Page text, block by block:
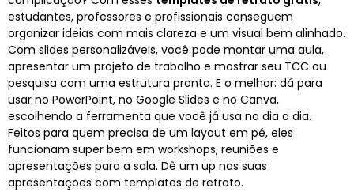
estudantes, professores e profissionais conseguem
organizar ideias com mais clareza e um visual bem alinhado.
Com slides personalizáveis, você pode montar uma aula,
apresentar um projeto de trabalho e mostrar seu TCC ou
pesquisa com uma estrutura pronta. E o melhor: dá para
usar no PowerPoint, no Google Slides e no Canva,
escolhendo a ferramenta que você já usa no dia a dia.
Feitos para quem precisa de um layout em pé, eles
funcionam super bem em workshops, reuniões e
apresentações para a sala. Dê um up nas suas
apresentações com templates de retrato.